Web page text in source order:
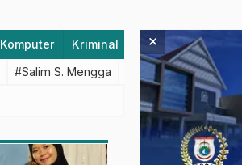
Komputer Kriminal Lifestyle
#Salim S. Mengga #featured #Polda
×